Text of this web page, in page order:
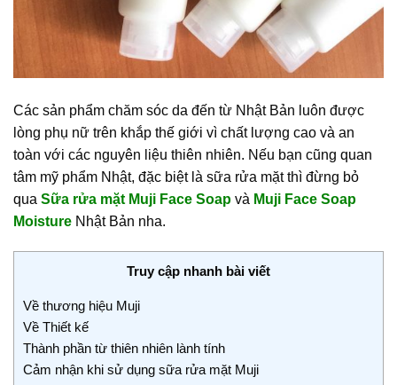
Các sản phẩm chăm sóc da đến từ Nhật Bản luôn được
lòng phụ nữ trên khắp thế giới vì chất lượng cao và an
toàn với các nguyên liệu thiên nhiên. Nếu bạn cũng quan
tâm mỹ phẩm Nhật, đặc biệt là sữa rửa mặt thì đừng bỏ
qua Sữa rửa mặt Muji Face Soap và Muji Face Soap
Moisture Nhật Bản nha.
Truy cập nhanh bài viết
Về thương hiệu Muji
Về Thiết kế
Thành phần từ thiên nhiên lành tính
Cảm nhận khi sử dụng sữa rửa mặt Muji